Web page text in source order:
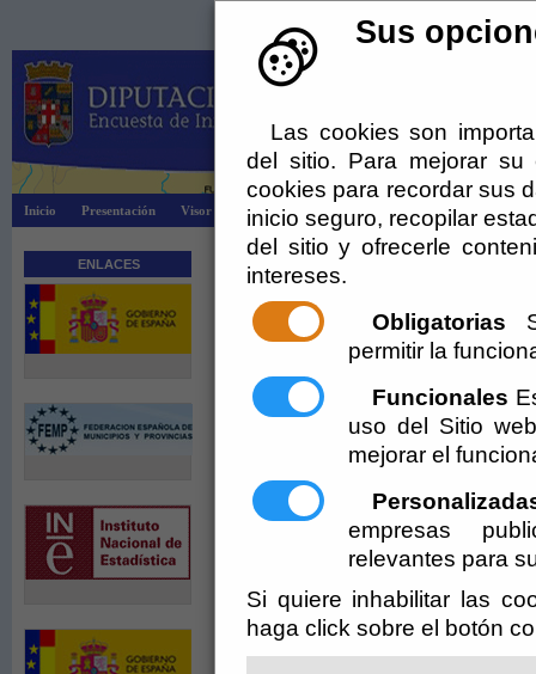
Sus
Las cookies son
del sitio. Para mejorar su
cookies para recordar sus
inicio seguro, recopilar
del sitio y ofrecerle
intereses.
Obligatorias
permitir la
Funcionales
uso del Sitio
mejorar el
empresas
relevantes para
Si quiere inhabilitar las
haga click sobre el botón
Inicio Presentación Visor Dipalsit Información
ENLACES